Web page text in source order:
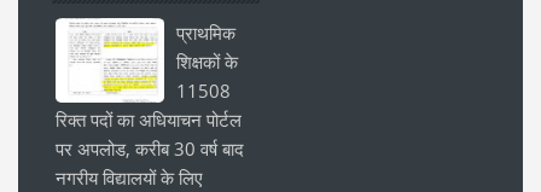
प्राथमिक
शिक्षकों के
11508
रिक्त पदों का अधियाचन पोर्टल
पर अपलोड, करीब 30 वर्ष बाद
नगरीय विद्यालयों के लिए